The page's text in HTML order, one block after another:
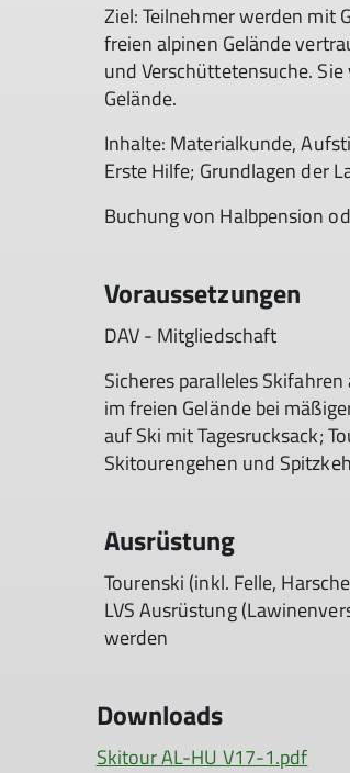
Ziel: Teilnehmer werden mit
freien alpinen Gelände
und Verschüttetensuche.
Gelände.
Inhalte: Materialkunde,
Erste Hilfe; Grundlagen der
Buchung von Halbpension
Voraussetzungen
DAV - Mitgliedschaft
Sicheres paralleles
im freien Gelände bei
auf Ski mit Tagesrucksack;
Skitourengehen und
Ausrüstung
Tourenski (inkl. Felle,
LVS Ausrüstung
werden
Downloads
Skitour AL-HU V17-1.pdf